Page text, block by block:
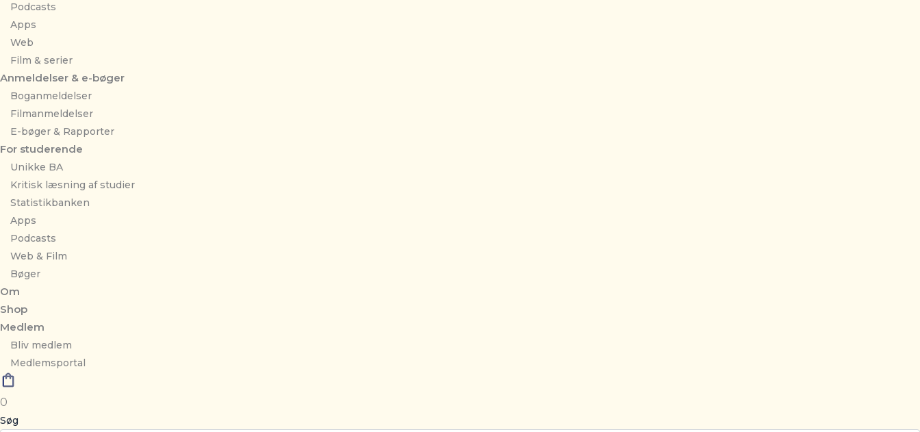
Podcasts
Apps
Web
Film & serier
Anmeldelser & e-bøger
Boganmeldelser
Filmanmeldelser
E-bøger & Rapporter
For studerende
Unikke BA
Kritisk læsning af studier
Statistikbanken
Apps
Podcasts
Web & Film
Bøger
Om
Shop
Medlem
Bliv medlem
Medlemsportal
0
Søg